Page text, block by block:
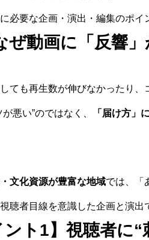
必要な企画・演出・編集のポイ
ぜ動画に「反響
ても再生数が伸びなかったり
悪い”のではなく、 「届け方」
文化資源が豊富な地域では、「
聴者目線を意識した企画と演出
ント1】視聴者に